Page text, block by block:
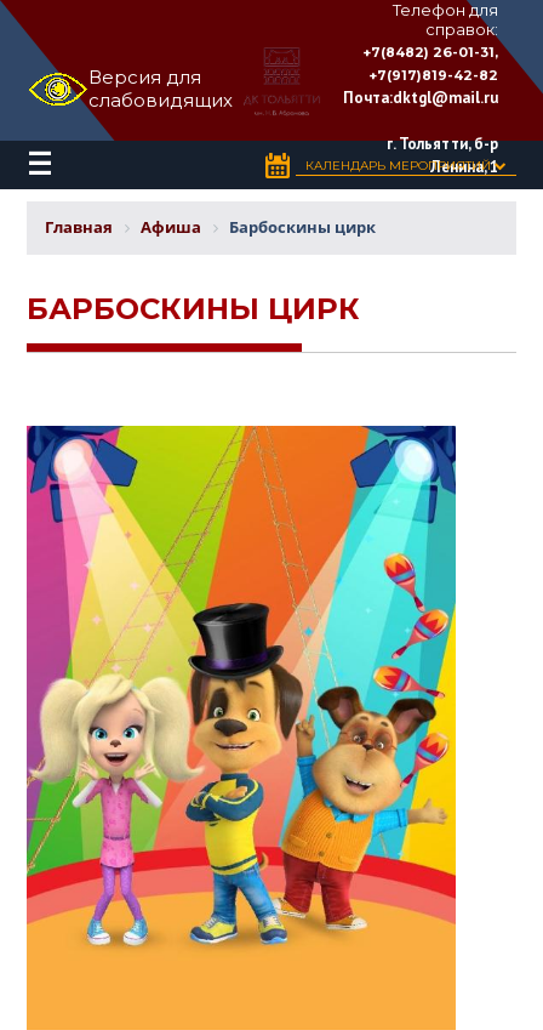
Версия для
слабовидящих
ДВОРЕЦ
КУЛЬТУРЫ
«ТОЛЬЯТТИ»
имени
Телефон для
справок:
+7(8482) 26-01-31,
+7(917)819-42-82
Почта:dktgl@mail.ru
г. Тольятти, б-р
Ленина, 1
КАЛЕНДАРЬ МЕРОПРИЯТИЙ
Главная Афиша Барбоскины цирк
БАРБОСКИНЫ ЦИРК